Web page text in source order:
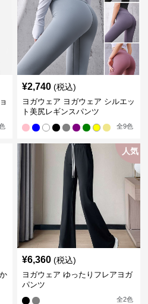
¥2,740 (税込)
ヨガウェア ヨガウェア シルエッ
ト美尻レギンスパンツ
全9色
人気
¥6,360 (税込)
ヨガウェア ゆったりフレアヨガ
パンツ
全2色